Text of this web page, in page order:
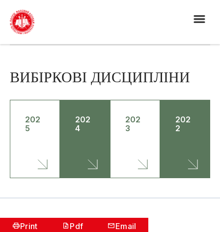
ВИБІРКОВІ ДИСЦИПЛІНИ
202
5
202
4
202
3
202
2
Print Pdf Email